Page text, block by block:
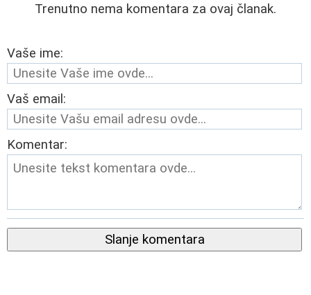
Trenutno nema komentara za ovaj članak.
Vaše ime:
Vaš email:
Komentar:
Slanje komentara